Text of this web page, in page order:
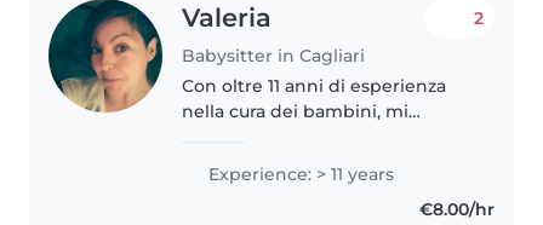
Valeria
Babysitter in Cagliari
2
Con oltre 11 anni di esperienza
nella cura dei bambini, mi
e scuola elementare. Sono
certificato/a in pronto soccorso..
Experience: > 11 years
€8.00/hr